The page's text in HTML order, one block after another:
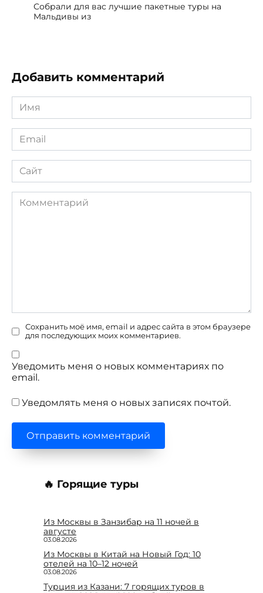
Собрали для вас лучшие пакетные туры на
Мальдивы из
Добавить комментарий
Имя
Email
Сайт
Комментарий
Сохранить моё имя, email и адрес сайта в этом браузере
для последующих моих комментариев.
Уведомить меня о новых комментариях по
email.
Уведомлять меня о новых записях почтой.
🔥 Горящие туры
Из Москвы в Занзибар на 11 ночей в
августе
03.08.2026
Из Москвы в Китай на Новый Год: 10
отелей на 10–12 ночей
03.08.2026
Турция из Казани: 7 горящих туров в